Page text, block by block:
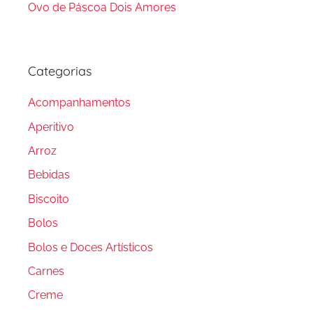
Ovo de Páscoa Dois Amores
Categorias
Acompanhamentos
Aperitivo
Arroz
Bebidas
Biscoito
Bolos
Bolos e Doces Artísticos
Carnes
Creme